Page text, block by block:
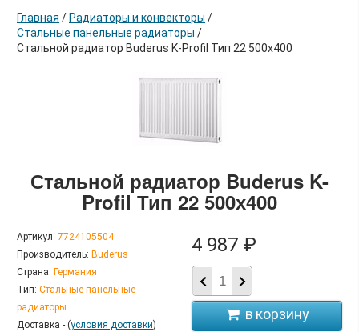
Главная / Радиаторы и конвекторы /
Стальные панельные радиаторы /
Стальной радиатор Buderus K-Profil Тип 22 500х400
Стальной радиатор Buderus K-
Profil Тип 22 500х400
Артикул: 7724105504
Производитель: Buderus
Страна: Германия
Тип: Стальные панельные
радиаторы
Доставка - (условия доставки)
4 987 ₽